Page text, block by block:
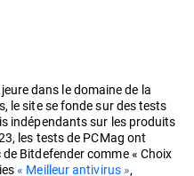
dans le domaine de la
le site se fonde sur des tests
indépendants sur les produits
les tests de PCMag ont
Bitdefender comme « Choix
« Meilleur antivirus »,